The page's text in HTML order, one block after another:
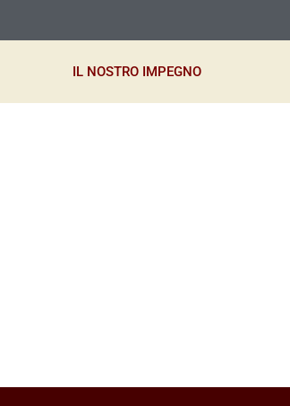
IL NOSTRO IMPEGNO